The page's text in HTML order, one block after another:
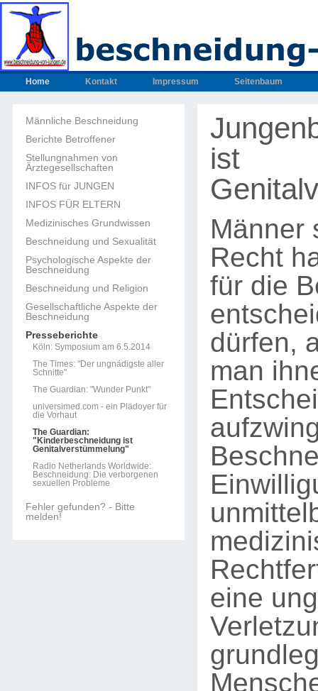
Home Kontakt Impressum Seitenbaum
Männliche Beschneidung
Berichte Betroffener
Stellungnahmen von
Ärztegesellschaften
INFOS für JUNGEN
INFOS FÜR ELTERN
Medizinisches Grundwissen
Beschneidung und Sexualität
Psychologische Aspekte der
Beschneidung
Beschneidung und Religion
Gesellschaftliche Aspekte der
Beschneidung
Presseberichte
Köln: Symposium am 6.5.2014
The Times: "Der ungnädigste aller
Schnitte"
The Guardian: "Wunder Punkt"
universimed.com - ein Plädoyer für
die Vorhaut
The Guardian:
"Kinderbeschneidung ist
Genitalverstümmelung"
Radio Netherlands Worldwide:
Beschneidung: Die verborgenen
sexuellen Probleme
Fehler gefunden? - Bitte
melden!
ist
Männer
Recht
für die
dürfen,
man
eine